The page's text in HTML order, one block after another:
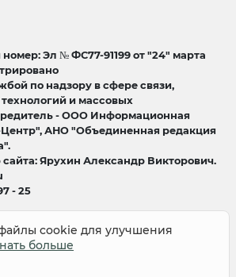
Эл № ФС77-91199 от "24" марта
по надзору в сфере связи,
и массовых
- ООО Информационная
АНО "Объединенная редакция
Ярухин Александр Викторович.
- 25
защищены
cookie для улучшения
больше